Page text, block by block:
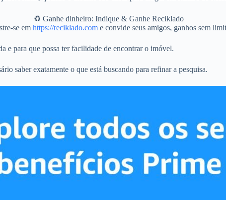
♻️ Ganhe dinheiro: Indique & Ganhe Reciklado
se em https://reciklado.come convide seus amigos, ganhos sem
e para que possa ter facilidade de encontrar o imóvel.
saber exatamente o que está buscando para refinar a pesquisa.